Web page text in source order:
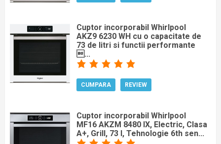
Cuptor incorporabil Whirlpool
AKZ9 6230 WH cu o capacitate de
73 de litri si functii performante
...
CUMPARA REVIEW
Cuptor incorporabil Whirlpool
MF16 AKZM 8480 IX, Electric, Clasa
A+, Grill, 73 l, Tehnologie 6th sen...